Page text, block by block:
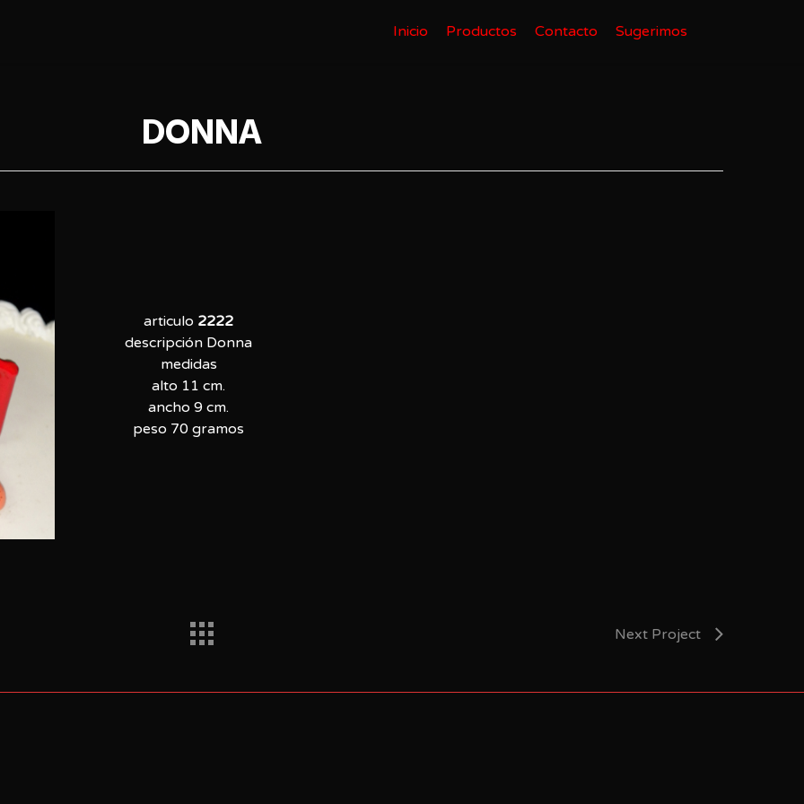
Inicio Productos Contacto Sugerimos
DONNA
articulo 2222
descripción Donna
medidas
alto 11 cm.
ancho 9 cm.
peso 70 gramos
Next Project